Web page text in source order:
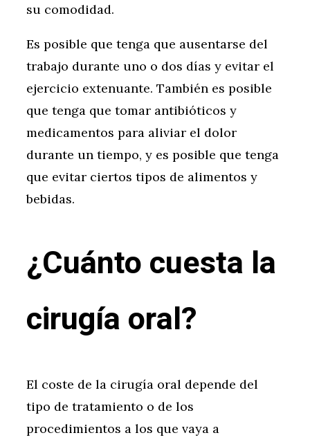
su comodidad.
Es posible que tenga que ausentarse del
trabajo durante uno o dos días y evitar el
ejercicio extenuante. También es posible
que tenga que tomar antibióticos y
medicamentos para aliviar el dolor
durante un tiempo, y es posible que tenga
que evitar ciertos tipos de alimentos y
bebidas.
¿Cuánto cuesta la
cirugía oral?
El coste de la cirugía oral depende del
tipo de tratamiento o de los
procedimientos a los que vaya a